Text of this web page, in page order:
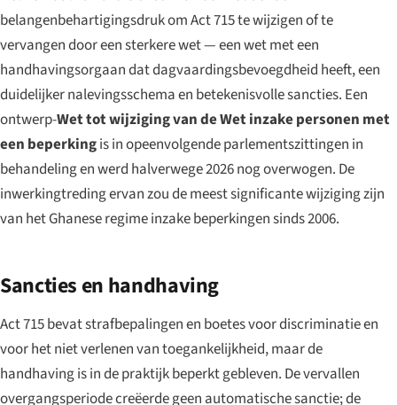
belangenbehartigingsdruk om Act 715 te wijzigen of te
vervangen door een sterkere wet — een wet met een
handhavingsorgaan dat dagvaardingsbevoegdheid heeft, een
duidelijker nalevingsschema en betekenisvolle sancties. Een
ontwerp-Wet tot wijziging van de Wet inzake personen met
een beperkingis in opeenvolgende parlementszittingen in
behandeling en werd halverwege 2026 nog overwogen. De
inwerkingtreding ervan zou de meest significante wijziging zijn
van het Ghanese regime inzake beperkingen sinds 2006.
Sancties en handhaving
Act 715 bevat strafbepalingen en boetes voor discriminatie en
voor het niet verlenen van toegankelijkheid, maar de
handhaving is in de praktijk beperkt gebleven. De vervallen
overgangsperiode creëerde geen automatische sanctie; de